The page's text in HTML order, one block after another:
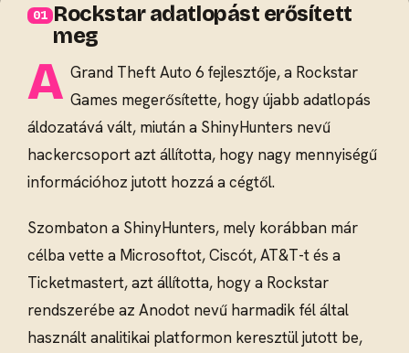
Rockstar adatlopást erősített
meg
A Grand Theft Auto 6 fejlesztője, a Rockstar
Games megerősítette, hogy újabb adatlopás
áldozatává vált, miután a ShinyHunters nevű
hackercsoport azt állította, hogy nagy mennyiségű
információhoz jutott hozzá a cégtől.
Szombaton a ShinyHunters, mely korábban már
célba vette a Microsoftot, Ciscót, AT&T-t és a
Ticketmastert, azt állította, hogy a Rockstar
rendszerébe az Anodot nevű harmadik fél által
használt analitikai platformon keresztül jutott be,